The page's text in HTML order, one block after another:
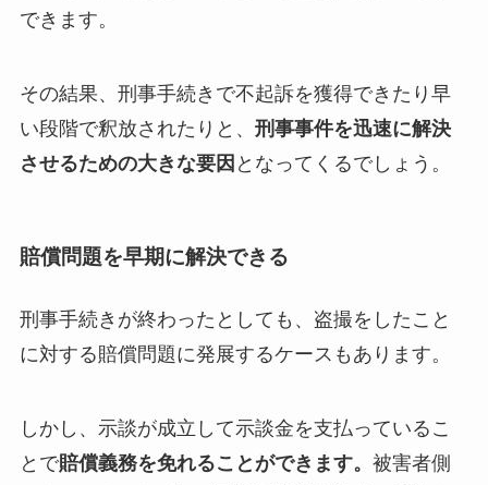
できます。
その結果、刑事手続きで不起訴を獲得できたり早
い段階で釈放されたりと、 刑事事件を迅速に解決
させるための大きな要因 となってくるでしょう。
賠償問題を早期に解決できる
刑事手続きが終わったとしても、盗撮をしたこと
に対する賠償問題に発展するケースもあります。
しかし、示談が成立して示談金を支払っているこ
とで賠償義務を免れることができます。 被害者側